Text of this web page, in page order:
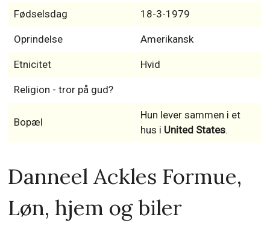
Fødselsdag
18-3-1979
Oprindelse Amerikansk
Etnicitet Hvid
Religion - tror på gud?
Bopæl
Hun lever sammen i et
hus i United States.
Danneel Ackles Formue,
Løn, hjem og biler